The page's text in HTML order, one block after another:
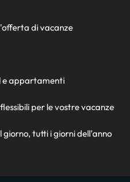
di vacanze
e appartamenti
per le vostre vacanze
tutti i giorni dell'anno